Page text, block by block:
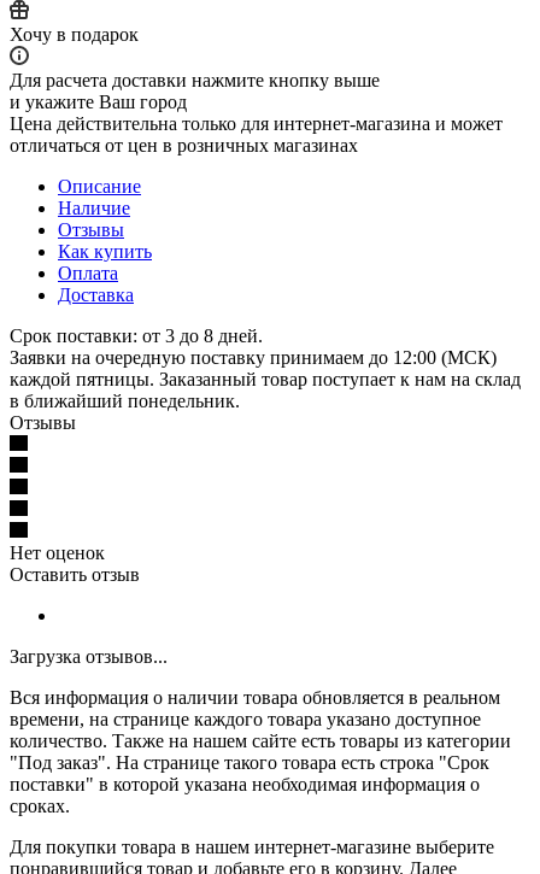
Хочу в подарок
Для расчета доставки нажмите кнопку выше
и укажите Ваш город
Цена действительна только для интернет-магазина и может
отличаться от цен в розничных магазинах
Описание
Наличие
Отзывы
Как купить
Оплата
Доставка
Срок поставки: от 3 до 8 дней.
Заявки на очередную поставку принимаем до 12:00 (МСК)
каждой пятницы. Заказанный товар поступает к нам на склад
в ближайший понедельник.
Отзывы
Нет оценок
Оставить отзыв
Загрузка отзывов...
Вся информация о наличии товара обновляется в реальном
времени, на странице каждого товара указано доступное
количество. Также на нашем сайте есть товары из категории
"Под заказ". На странице такого товара есть строка "Срок
поставки" в которой указана необходимая информация о
сроках.
Для покупки товара в нашем интернет-магазине выберите
понравившийся товар и добавьте его в корзину. Далее